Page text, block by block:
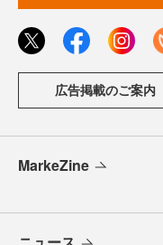
広告掲載のご案内
MarkeZine